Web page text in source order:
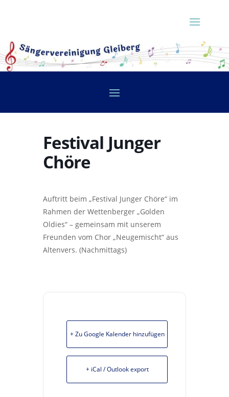
Festival Junger
Chöre
Auftritt beim „Festival Junger Chöre“ im
Rahmen der Wettenberger „Golden
Oldies“ – gemeinsam mit unserem
Freunden vom Chor „Neugemischt“ aus
Altenvers. (Nachmittags)
+ Zu Google Kalender hinzufügen
+ iCal / Outlook export